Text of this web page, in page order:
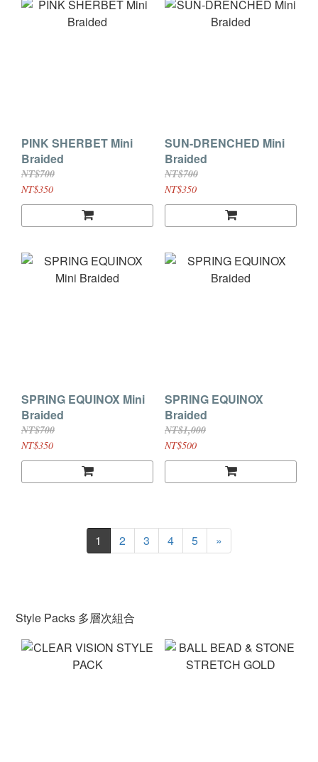
PINK SHERBET Mini
Braided
NT$700
NT$350
SUN-DRENCHED Mini
Braided
NT$700
NT$350
SPRING EQUINOX Mini
Braided
NT$700
NT$350
SPRING EQUINOX
Braided
NT$1,000
NT$500
1 2 3 4 5 »
Style Packs 多層次組合